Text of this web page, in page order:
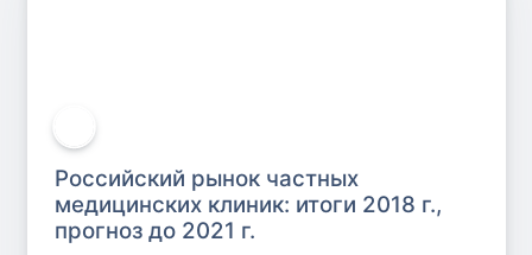
Российский рынок частных
медицинских клиник: итоги 2018 г.,
прогноз до 2021 г.